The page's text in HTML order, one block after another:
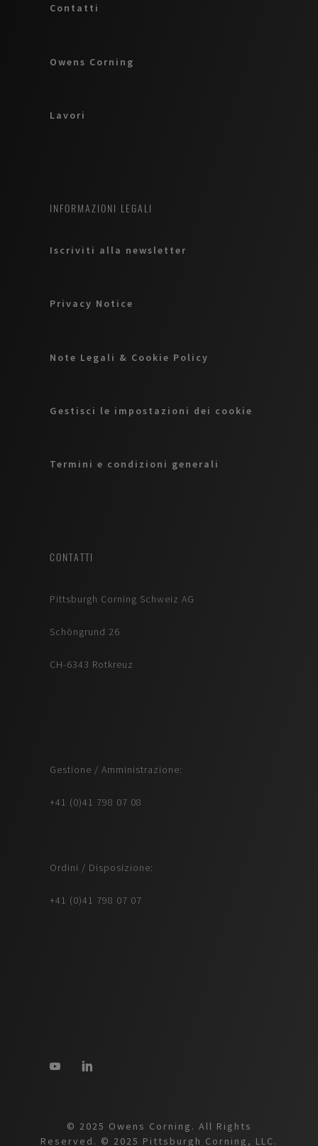
Contatti
Owens Corning
Lavori
INFORMAZIONI LEGALI
Iscriviti alla newsletter
Privacy Notice
Note Legali & Cookie Policy
Gestisci le impostazioni dei cookie
Termini e condizioni generali
CONTATTI
Pittsburgh Corning Schweiz AG
Schöngrund 26
CH-6343 Rotkreuz
Gestione / Amministrazione:
+41 (0)41 798 07 08
Ordini / Disposizione:
+41 (0)41 798 07 07
© 2025 Owens Corning. All Rights
Reserved. © 2025 Pittsburgh Corning, LLC.